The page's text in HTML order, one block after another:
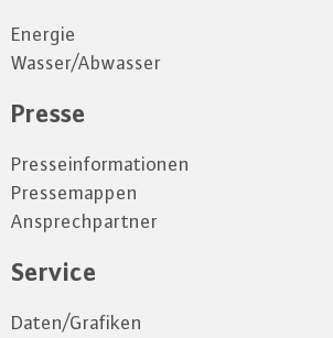
Energie
Wasser/Abwasser
Presse
Presseinformationen
Pressemappen
Ansprechpartner
Service
Daten/Grafiken